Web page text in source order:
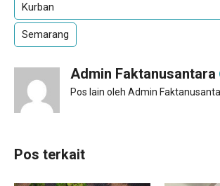
Kurban
Semarang
Admin Faktanusantara
Pos lain oleh Admin
Pos terkait